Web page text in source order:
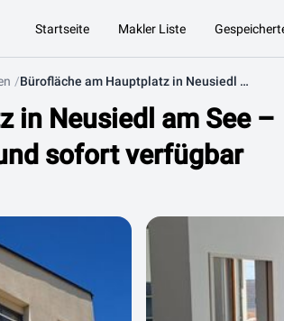
Startseite Makler Liste
Bürofläche am Hauptplatz in Neusiedl am See – barrierefrei, klimatisiert und sofort verfügbar
in Neusiedl am See –
sofort verfügbar